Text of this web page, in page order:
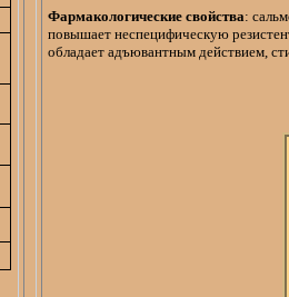
Фармакологические свойства:
повышаетнеспецифическую
обладаетадъювантным действием,